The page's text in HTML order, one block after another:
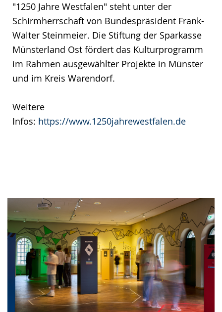
"1250 Jahre Westfalen" steht unter der
Schirmherrschaft von Bundespräsident Frank-
Walter Steinmeier. Die Stiftung der Sparkasse
Münsterland Ost fördert das Kulturprogramm
im Rahmen ausgewählter Projekte in Münster
und im Kreis Warendorf.
Weitere
Infos: https://www.1250jahrewestfalen.de